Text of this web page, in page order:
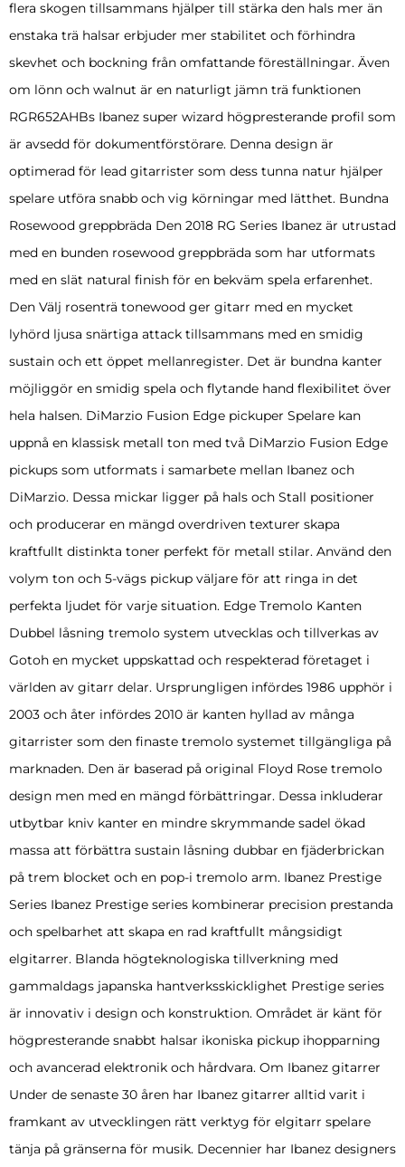
flera skogen tillsammans hjälper till stärka den hals mer än
enstaka trä halsar erbjuder mer stabilitet och förhindra
skevhet och bockning från omfattande föreställningar. Även
om lönn och walnut är en naturligt jämn trä funktionen
RGR652AHBs Ibanez super wizard högpresterande profil som
är avsedd för dokumentförstörare. Denna design är
optimerad för lead gitarrister som dess tunna natur hjälper
spelare utföra snabb och vig körningar med lätthet. Bundna
Rosewood greppbräda Den 2018 RG Series Ibanez är utrustad
med en bunden rosewood greppbräda som har utformats
med en slät natural finish för en bekväm spela erfarenhet.
Den Välj rosenträ tonewood ger gitarr med en mycket
lyhörd ljusa snärtiga attack tillsammans med en smidig
sustain och ett öppet mellanregister. Det är bundna kanter
möjliggör en smidig spela och flytande hand flexibilitet över
hela halsen. DiMarzio Fusion Edge pickuper Spelare kan
uppnå en klassisk metall ton med två DiMarzio Fusion Edge
pickups som utformats i samarbete mellan Ibanez och
DiMarzio. Dessa mickar ligger på hals och Stall positioner
och producerar en mängd overdriven texturer skapa
kraftfullt distinkta toner perfekt för metall stilar. Använd den
volym ton och 5-vägs pickup väljare för att ringa in det
perfekta ljudet för varje situation. Edge Tremolo Kanten
Dubbel låsning tremolo system utvecklas och tillverkas av
Gotoh en mycket uppskattad och respekterad företaget i
världen av gitarr delar. Ursprungligen infördes 1986 upphör i
2003 och åter infördes 2010 är kanten hyllad av många
gitarrister som den finaste tremolo systemet tillgängliga på
marknaden. Den är baserad på original Floyd Rose tremolo
design men med en mängd förbättringar. Dessa inkluderar
utbytbar kniv kanter en mindre skrymmande sadel ökad
massa att förbättra sustain låsning dubbar en fjäderbrickan
på trem blocket och en pop-i tremolo arm. Ibanez Prestige
Series Ibanez Prestige series kombinerar precision prestanda
och spelbarhet att skapa en rad kraftfullt mångsidigt
elgitarrer. Blanda högteknologiska tillverkning med
gammaldags japanska hantverksskicklighet Prestige series
är innovativ i design och konstruktion. Området är känt för
högpresterande snabbt halsar ikoniska pickup ihopparning
och avancerad elektronik och hårdvara. Om Ibanez gitarrer
Under de senaste 30 åren har Ibanez gitarrer alltid varit i
framkant av utvecklingen rätt verktyg för elgitarr spelare
tänja på gränserna för musik. Decennier har Ibanez designers